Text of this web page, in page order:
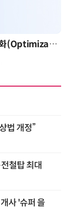
AI 시대의 의사결정을 바꾸는 수리최적화(Optimization): 실제 산업 적용 사례와 활용 전략
법 개정”
철탑 최대
사 '슈퍼 을